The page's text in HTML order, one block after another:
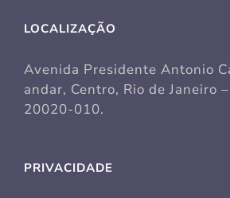
LOCALIZAÇÃO
Avenida Presidente Antonio
andar, Centro, Rio de Janeiro –
20020-010.
PRIVACIDADE